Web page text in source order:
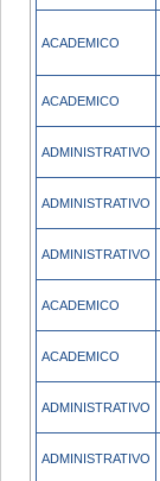
ACADEMICO
ACADEMICO
ADMINISTRATIVO
ADMINISTRATIVO
ADMINISTRATIVO
ACADEMICO
ACADEMICO
ADMINISTRATIVO
ADMINISTRATIVO